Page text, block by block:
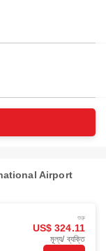
Airport
শুরু
US$ 324.11
মূল্য/ ব্যক্তি